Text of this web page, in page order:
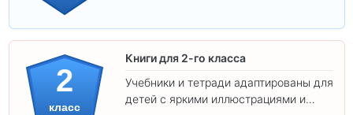
2
класс
Книги для 2-го класса
Учебники и тетради адаптированы для
детей с яркими иллюстрациями и